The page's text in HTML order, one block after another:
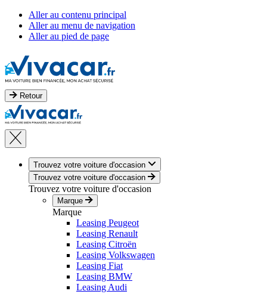
Aller au contenu principal
Aller au menu de navigation
Aller au pied de page
Retour
Trouvez votre voiture d'occasion
Trouvez votre voiture d'occasion
Trouvez votre voiture d'occasion
Marque
Marque
Leasing Peugeot
Leasing Renault
Leasing Citroën
Leasing Volkswagen
Leasing Fiat
Leasing BMW
Leasing Audi